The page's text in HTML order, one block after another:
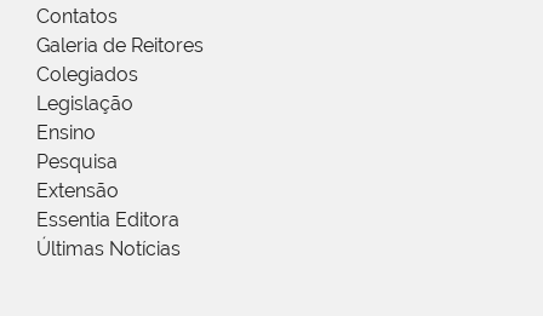
Contatos
Galeria de Reitores
Colegiados
Legislação
Ensino
Pesquisa
Extensão
Essentia Editora
Últimas Notícias